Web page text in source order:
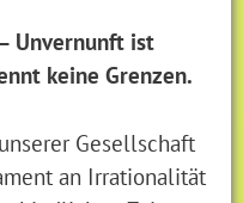
Unvernunft ist
keine Grenzen.
Gesellschaft
an Irrationalität